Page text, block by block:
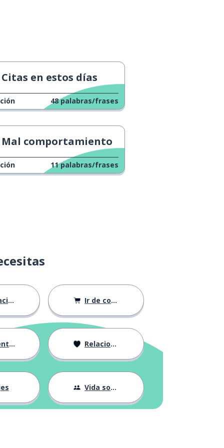
Citas en estos días
48 palabras/frases
Mal comportamiento
11 palabras/frases
Ir de compras
Relaciones
Vida social